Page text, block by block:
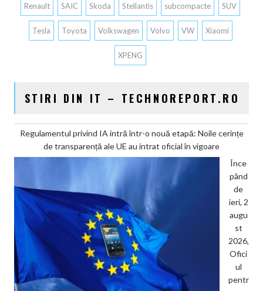
Renault SAIC Skoda Stellantis subcompacte SUV
Tesla Toyota Volkswagen Volvo VW Xiaomi
XPENG
STIRI DIN IT – TECHNOREPORT.RO
Regulamentul privind IA intră într-o nouă etapă: Noile cerințe
de transparență ale UE au intrat oficial în vigoare
Înce
pând
de
ieri, 2
augu
st
2026,
Ofici
ul
pentr